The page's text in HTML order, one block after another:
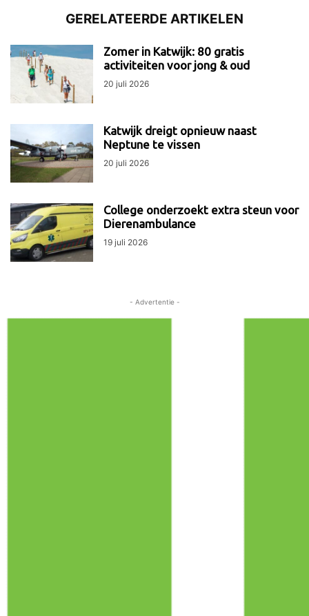
GERELATEERDE ARTIKELEN
Zomer in Katwijk: 80 gratis
activiteiten voor jong & oud
20 juli 2026
Katwijk dreigt opnieuw naast
Neptune te vissen
20 juli 2026
College onderzoekt extra steun voor
Dierenambulance
19 juli 2026
- Advertentie -